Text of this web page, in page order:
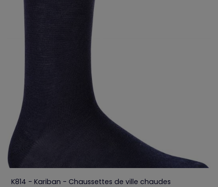
K814 - Kariban - Chaussettes de ville chaudes